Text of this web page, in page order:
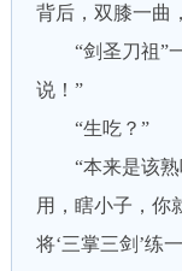
背后，双膝一曲
“剑圣刀祖”一
说！”
“生吃？”
“本来是该熟
用，瞎小子，你
将‘三掌三剑’练